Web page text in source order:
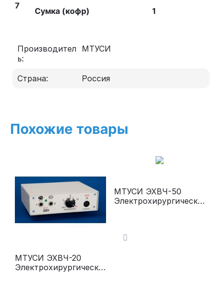
7
Сумка (кофр) 1
Производител
ь:
МТУСИ
Страна: Россия
Похожие товары
МТУСИ ЭХВЧ-20
Электрохирургически
МТУСИ ЭХВЧ-50
Электрохирургически